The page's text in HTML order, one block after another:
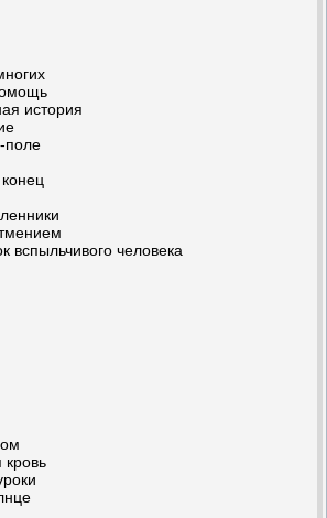
история
поле
вспыльчивого человека